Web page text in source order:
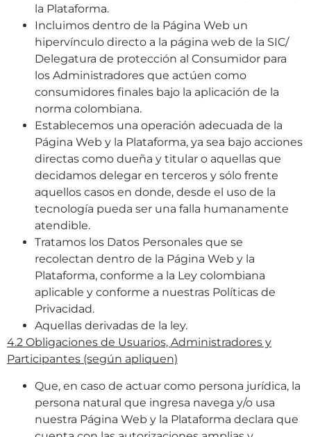
la Plataforma.
Incluimos dentro de la Página Web un
hipervínculo directo a la página web de la SIC/
Delegatura de protección al Consumidor para
los Administradores que actúen como
consumidores finales bajo la aplicación de la
norma colombiana.
Establecemos una operación adecuada de la
Página Web y la Plataforma, ya sea bajo acciones
directas como dueña y titular o aquellas que
decidamos delegar en terceros y sólo frente
aquellos casos en donde, desde el uso de la
tecnología pueda ser una falla humanamente
atendible.
Tratamos los Datos Personales que se
recolectan dentro de la Página Web y la
Plataforma, conforme a la Ley colombiana
aplicable y conforme a nuestras Políticas de
Privacidad.
Aquellas derivadas de la ley.
4.2 Obligaciones de Usuarios, Administradores y
Participantes (según apliquen)
Que, en caso de actuar como persona jurídica, la
persona natural que ingresa navega y/o usa
nuestra Página Web y la Plataforma declara que